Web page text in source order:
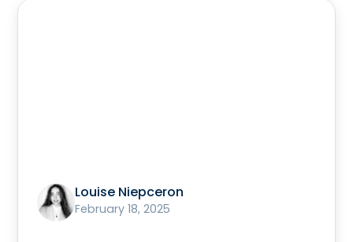
Louise Niepceron
February 18, 2025